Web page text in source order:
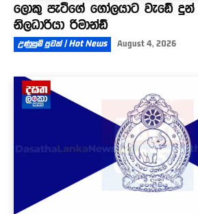
ලොකු පැටීගේ ගෝලයාට වැඩේ
නිලධාරියා රිමාන්ඩ්
උණුසුම් පුවත් | Hot News August 4, 2026